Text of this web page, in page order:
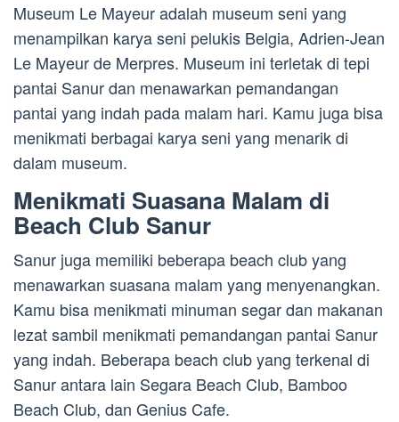
Museum Le Mayeur adalah museum seni yang
menampilkan karya seni pelukis Belgia, Adrien-Jean
Le Mayeur de Merpres. Museum ini terletak di tepi
pantai Sanur dan menawarkan pemandangan
pantai yang indah pada malam hari. Kamu juga bisa
menikmati berbagai karya seni yang menarik di
dalam museum.
Menikmati Suasana Malam di
Beach Club Sanur
Sanur juga memiliki beberapa beach club yang
menawarkan suasana malam yang menyenangkan.
Kamu bisa menikmati minuman segar dan makanan
lezat sambil menikmati pemandangan pantai Sanur
yang indah. Beberapa beach club yang terkenal di
Sanur antara lain Segara Beach Club, Bamboo
Beach Club, dan Genius Cafe.